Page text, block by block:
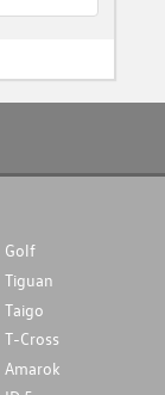
Golf
Tiguan
Taigo
T-Cross
Amarok